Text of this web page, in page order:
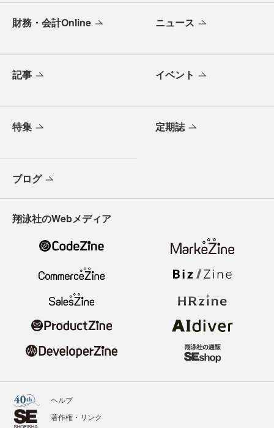
財務・会計Online ニュース
記事 イベント
特集 定期誌
ブログ
翔泳社のWebメディア
ヘルプ
著作権・リンク